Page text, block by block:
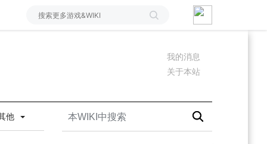
我的消息
关于本站
他